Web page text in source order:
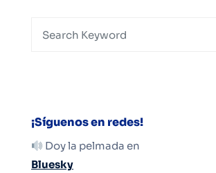
¡Síguenos en redes!
Doy la pelmada en
Bluesky